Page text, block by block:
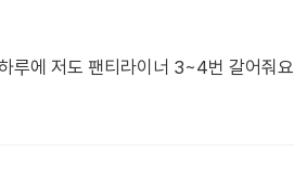
루에 저도 팬티라이너 3~4번 갈어줘요